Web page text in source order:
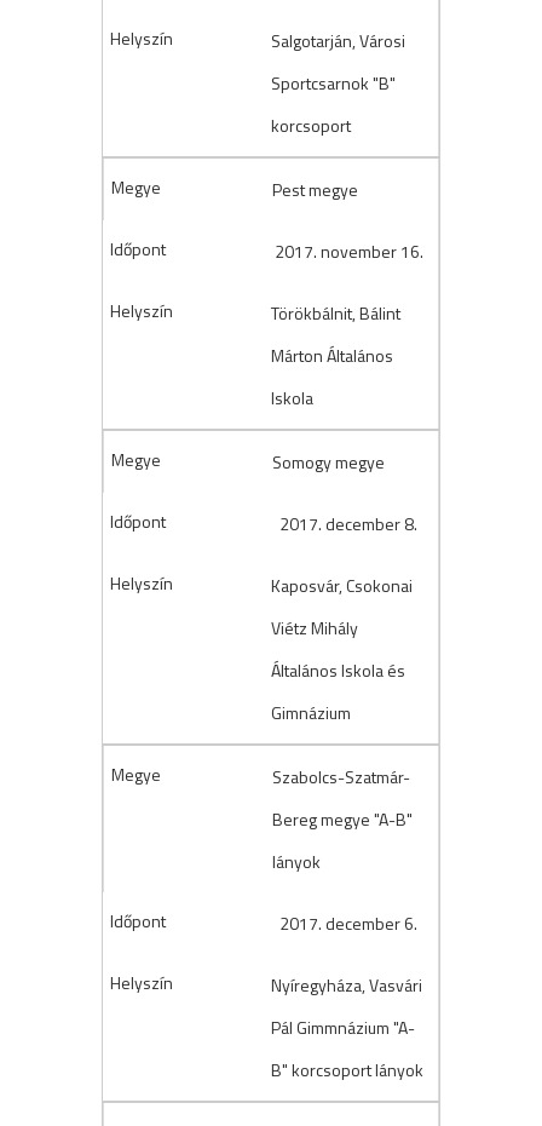
Salgotarján, Városi
Sportcsarnok "B"
korcsoport
Pest megye
2017. november 16.
Törökbálnit, Bálint
Márton Általános
Iskola
Somogy megye
2017. december 8.
Kaposvár, Csokonai
Viétz Mihály
Általános Iskola és
Gimnázium
Szabolcs-Szatmár-
Bereg megye "A-B"
lányok
2017. december 6.
Nyíregyháza, Vasvári
Pál Gimmnázium "A-
B" korcsoport lányok